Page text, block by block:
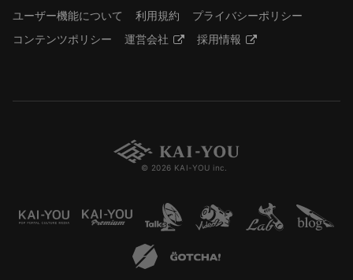
ユーザー機能について
利用規約
プライバシーポリシー
コンテンツポリシー
運営会社 採用情報
© 2026 KAI-YOU inc.